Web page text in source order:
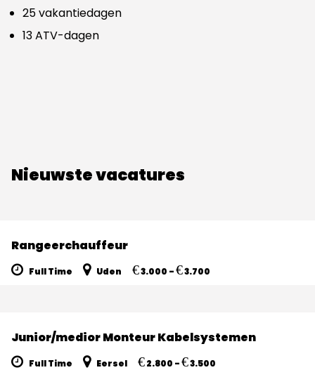
25 vakantiedagen
13 ATV-dagen
Nieuwste vacatures
Rangeerchauffeur
Full Time Uden €3.000 -€3.700
Junior/medior Monteur Kabelsystemen
Full Time Eersel €2.800 -€3.500